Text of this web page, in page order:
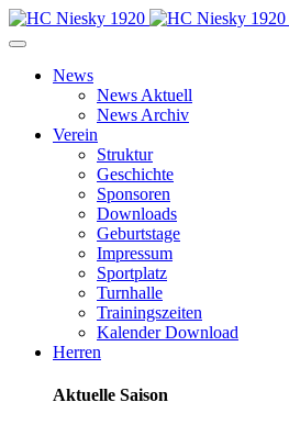
News
News Aktuell
News Archiv
Verein
Struktur
Geschichte
Sponsoren
Downloads
Geburtstage
Impressum
Sportplatz
Turnhalle
Trainingszeiten
Kalender Download
Herren
Aktuelle Saison